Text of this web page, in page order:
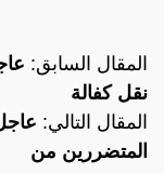
المقال السابق:
نقل كفالة
المقال التالي:
المتضررين من